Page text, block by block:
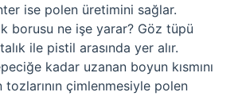
ise polen üretimini sağlar.
borusu ne işe yarar? Göz tüpü
ile pistil arasında yer alır.
kadar uzanan boyun kısmını
tozlarının çimlenmesiyle polen